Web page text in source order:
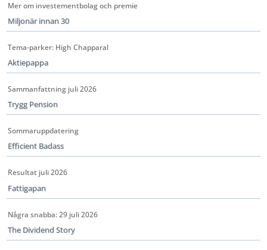
Mer om investementbolag och premie
Miljonär innan 30
Tema-parker: High Chapparal
Aktiepappa
Sammanfattning juli 2026
Trygg Pension
Sommaruppdatering
Efficient Badass
Resultat juli 2026
Fattigapan
Några snabba: 29 juli 2026
The Dividend Story